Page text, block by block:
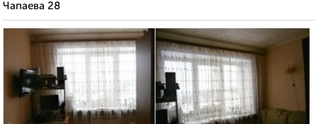
Чапаева 28